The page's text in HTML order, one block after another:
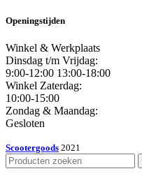
Openingstijden
Winkel & Werkplaats
Dinsdag t/m Vrijdag:
9:00-12:00 13:00-18:00
Winkel Zaterdag:
10:00-15:00
Zondag & Maandag:
Gesloten
Scootergoods 2021